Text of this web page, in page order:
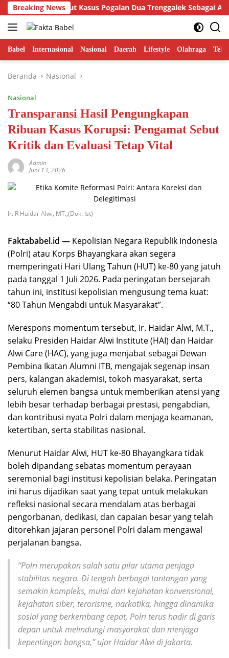
Langsung
ke
konten
Breaking News
Putra Sebut Kasus Pogalan Dua Trenggalek Sebagai Alarm
Babel Internasional Nasional Daerah Lifestyle Olahraga
Beranda Nasional
Nasional
Transparansi Hasil Pengungkapan
Ribuan Kasus Korupsi: Pengamat Sebut
Kritik dan Evaluasi Tetap Vital
Admin
Juni 13, 2026
Ir. R Haidar Alwi, MT.,(Dok. Ist)
Faktababel.id — Kepolisian Negara Republik Indonesia
(Polri) atau Korps Bhayangkara akan segera
memperingati Hari Ulang Tahun (HUT) ke-80 yang jatuh
pada tanggal 1 Juli 2026. Pada peringatan bersejarah
tahun ini, institusi kepolisian mengusung tema kuat:
“80 Tahun Mengabdi untuk Masyarakat”.
Merespons momentum tersebut, Ir. Haidar Alwi, M.T.,
selaku Presiden Haidar Alwi Institute (HAI) dan Haidar
Alwi Care (HAC), yang juga menjabat sebagai Dewan
Pembina Ikatan Alumni ITB, mengajak segenap insan
pers, kalangan akademisi, tokoh masyarakat, serta
seluruh elemen bangsa untuk memberikan atensi yang
lebih besar terhadap berbagai prestasi, pengabdian,
dan kontribusi nyata Polri dalam menjaga keamanan,
ketertiban, serta stabilitas nasional.
Menurut Haidar Alwi, HUT ke-80 Bhayangkara tidak
boleh dipandang sebatas momentum perayaan
seremonial bagi institusi kepolisian belaka. Peringatan
ini harus dijadikan saat yang tepat untuk melakukan
refleksi nasional secara mendalam atas berbagai
pengorbanan, dedikasi, dan capaian besar yang telah
ditorehkan jajaran personel Polri dalam mengawal
perjalanan bangsa.
“Polri merupakan salah satu pilar utama penjaga
stabilitas negara. Di tengah berbagai tantangan yang
semakin kompleks, mulai dari kejahatan konvensional,
kejahatan siber, terorisme, narkotika, hingga dinamika
sosial yang berkembang cepat, Polri terus hadir di garis
depan untuk melindungi masyarakat dan menjaga
kepentingan bangsa,” ujar Haidar Alwi di Jakarta.